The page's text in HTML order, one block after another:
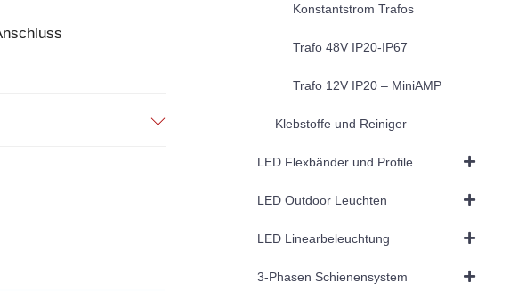
Konstantstrom Trafos
Trafo 48V IP20-IP67
Trafo 12V IP20 – MiniAMP
Klebstoffe und Reiniger
LED Flexbänder und Profile
LED Outdoor Leuchten
LED Linearbeleuchtung
3-Phasen Schienensystem